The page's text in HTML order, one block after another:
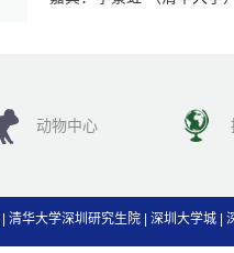
动物中心
清华大学深圳研究生院 深圳大学城